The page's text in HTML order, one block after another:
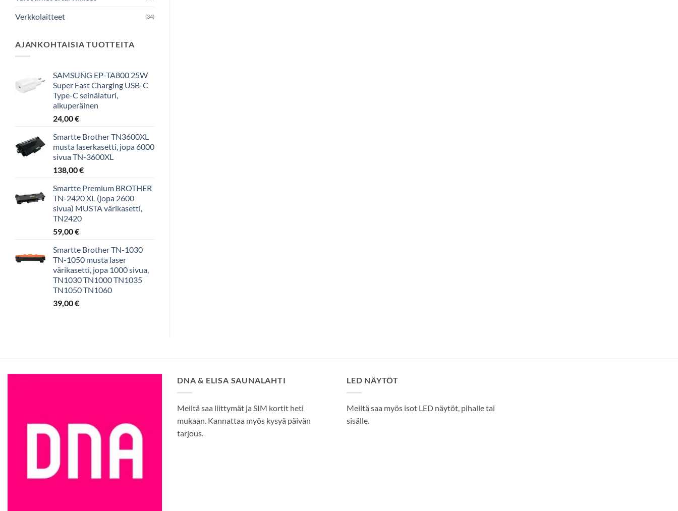
Verkkolaitteet (34)
AJANKOHTAISIA TUOTTEITA
SAMSUNG EP-TA800 25W
Super Fast Charging USB-C
Type-C seinälaturi,
alkuperäinen
24,00€
Smartte Brother TN3600XL
musta laserkasetti, jopa 6000
sivua TN-3600XL
138,00€
Smartte Premium BROTHER
TN-2420 XL (jopa 2600
sivua) MUSTA värikasetti,
TN2420
59,00€
Smartte Brother TN-1030
TN-1050 musta laser
värikasetti, jopa 1000 sivua,
TN1030 TN1000 TN1035
TN1050 TN1060
39,00€
DNA & ELISA SAUNALAHTI
Meiltä saa liittymät ja SIM kortit heti
mukaan. Kannattaa myös kysyä päivän
tarjous.
LED NÄYTÖT
Meiltä saa myös isot LED näytöt, pihalle tai
sisälle.